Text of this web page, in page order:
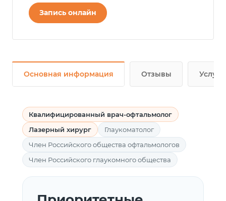
Запись онлайн
Основная информация Отзывы Услуги
Квалифицированный врач-офтальмолог
Лазерный хирург
Глаукоматолог
Член Российского общества офтальмологов
Член Российского глаукомного общества